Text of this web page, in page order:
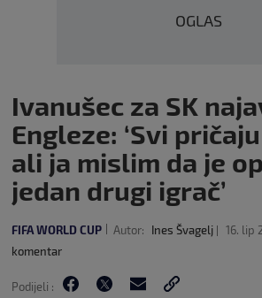
OGLAS
Ivanušec za SK
Engleze: ‘Svi
ali ja mislim da je
jedan drugi igrač’
FIFA WORLD CUP Autor: Ines Švagelj 16. lip
komentar
Podijeli :